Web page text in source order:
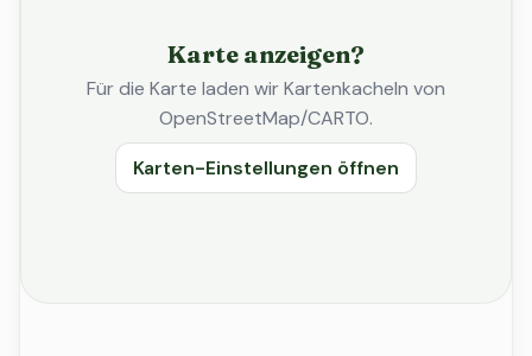
Karte anzeigen?
Für die Karte laden wir Kartenkacheln von
OpenStreetMap/CARTO.
Karten-Einstellungen öffnen